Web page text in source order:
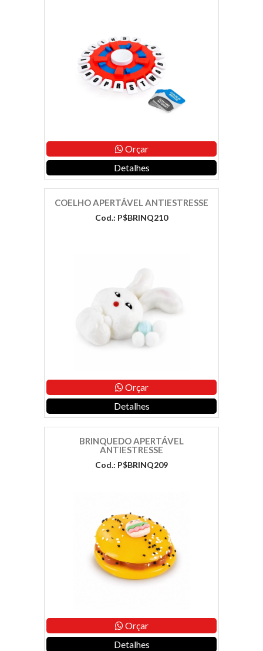
Orçar
Detalhes
COELHO APERTÁVEL ANTIESTRESSE
Cod.: P$BRINQ210
Orçar
Detalhes
BRINQUEDO APERTÁVEL
ANTIESTRESSE
Cod.: P$BRINQ209
Orçar
Detalhes